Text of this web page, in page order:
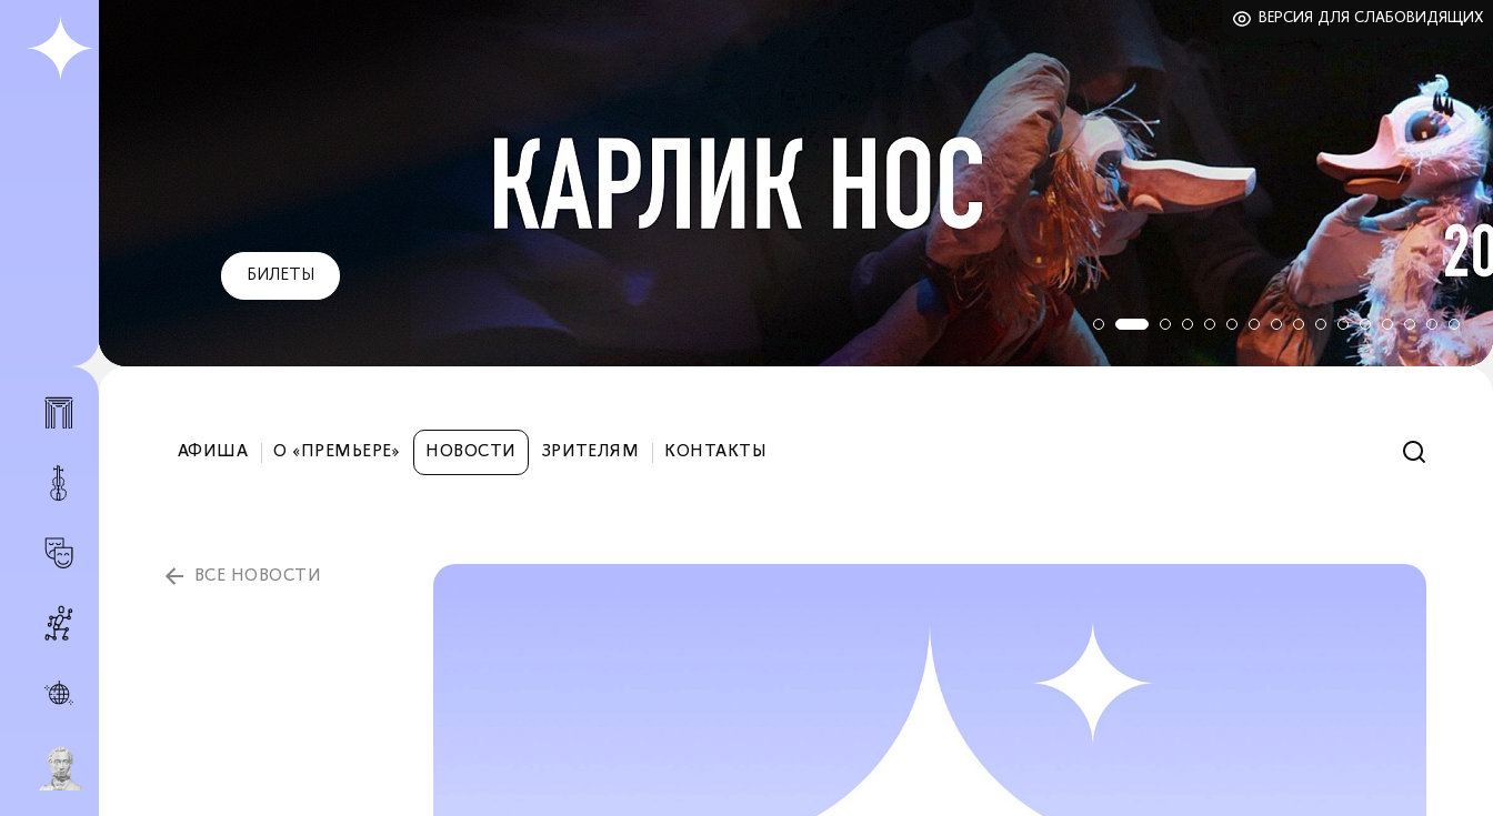
ВЕРСИЯ ДЛЯ СЛАБОВИДЯЩИХ
БИЛЕТЫ
АФИША О «ПРЕМЬЕРЕ» НОВОСТИ ЗРИТЕЛЯМ КОНТАКТЫ
ВСЕ НОВОСТИ